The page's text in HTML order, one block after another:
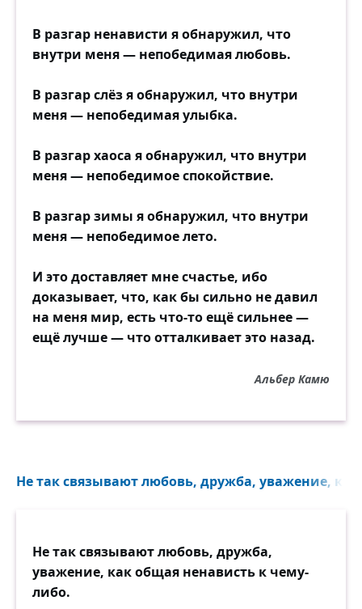
В разгар ненависти я обнаружил, что
внутри меня — непобедимая любовь.
В разгар слёз я обнаружил, что внутри
меня — непобедимая улыбка.
В разгар хаоса я обнаружил, что внутри
меня — непобедимое спокойствие.
В разгар зимы я обнаружил, что внутри
меня — непобедимое лето.
И это доставляет мне счастье, ибо
доказывает, что, как бы сильно не давил
на меня мир, есть что-то ещё сильнее —
ещё лучше — что отталкивает это назад.
Альбер Камю
Не так связывают любовь, дружба, уважение,
Не так связывают любовь, дружба,
уважение, как общая ненависть к чему-
либо.